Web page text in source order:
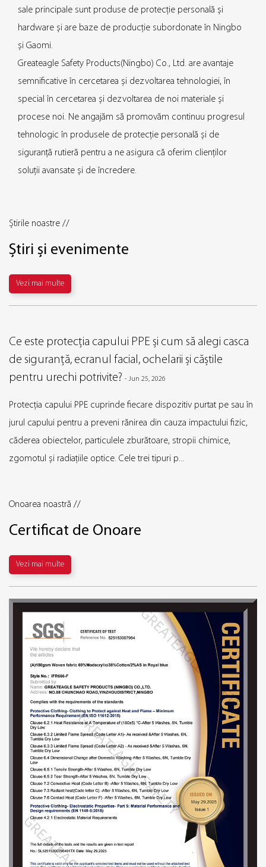
sale principale sunt produse de protecție personală și
hardware și are baze de producție subordonate în Ningbo
și Gaomi.
Greateagle Safety Products(Ningbo) Co., Ltd. are avantaje
semnificative în cercetarea și dezvoltarea tehnologiei, în
special în cercetarea și dezvoltarea de noi materiale și
procese noi. Ne angajăm să promovăm continuu progresul
tehnologic în produsele de protecție personală și de
siguranță rutieră pentru a ne asigura că oferim clienților
soluții avansate și de încredere.
Știrile noastre //
Știri și evenimente
Vezi mai multe
Ce este protecția capului PPE și cum să alegi casca
de siguranță, ecranul facial, ochelarii și căștile
pentru urechi potrivite? -Jun 25, 2026
Protecția capului PPE cuprinde fiecare dispozitiv purtat pe sau în
jurul capului pentru a preveni rănirea din cauza impactului fizic,
căderea obiectelor, particulele zburătoare, stropii chimice,
zgomotul și radiațiile optice. Cele trei tipuri p...
Onoarea noastră //
Certificat de Onoare
Vezi mai multe